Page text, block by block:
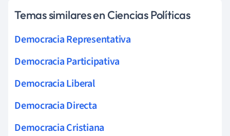
Temas similares en Ciencias Políticas
Democracia Representativa
Democracia Participativa
Democracia Liberal
Democracia Directa
Democracia Cristiana